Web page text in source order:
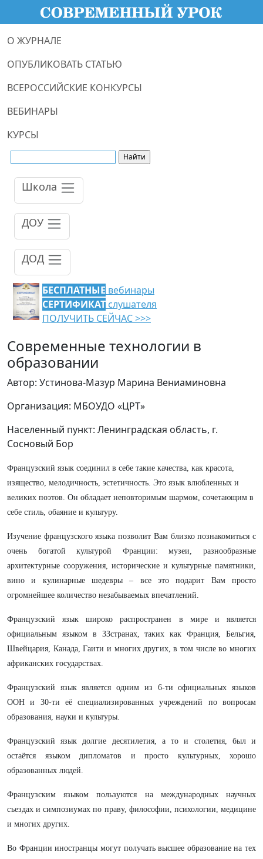
О ЖУРНАЛЕ
ОПУБЛИКОВАТЬ СТАТЬЮ
ВСЕРОССИЙСКИЕ КОНКУРСЫ
ВЕБИНАРЫ
КУРСЫ
Школа
ДОУ
ДОД
БЕСПЛАТНЫЕ вебинары
СЕРТИФИКАТ слушателя
ПОЛУЧИТЬ СЕЙЧАС >>>
Современные технологии в
образовании
Автор: Устинова-Мазур Марина Вениаминовна
Организация: МБОУДО «ЦРТ»
Населенный пункт: Ленинградская область, г.
Сосновый Бор
Французский язык соединил в себе такие качества, как красота,
изящество, мелодичность, эстетичность. Это язык влюбленных и
великих поэтов. Он обладает неповторимым шармом, сочетающим в
себе стиль, обаяние и культуру.
Изучение французского языка позволит Вам близко познакомиться с
очень богатой культурой Франции: музеи, разнообразные
архитектурные сооружения, исторические и культурные памятники,
вино и кулинарные шедевры – все это подарит Вам просто
огромнейшее количество незабываемых впечатлений.
Французский язык широко распространен в мире и является
официальным языком в 33странах, таких как Франция, Бельгия,
Швейцария, Канада, Гаити и многих других, в том числе во многих
африканских государствах.
Французский язык является одним из 6-ти официальных языков
ООН и 30-ти её специализированных учреждений по вопросам
образования, науки и культуры.
Французский язык долгие десятилетия, а то и столетия, был и
остаётся языком дипломатов и просто культурных, хорошо
образованных людей.
Французским языком пользуются на международных научных
съездах и симпозиумах по праву, философии, психологии, медицине
и многих других.
Во Франции иностранцы могут получать высшее образование на тех